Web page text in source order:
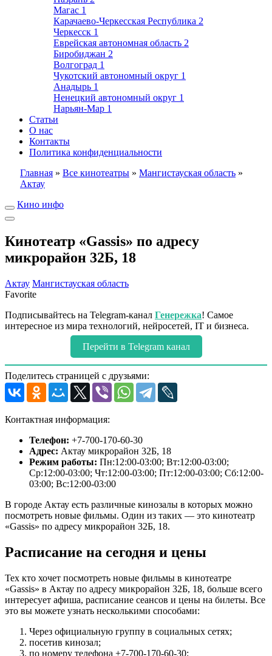
Магас 1
Карачаево-Черкесская Республика 2
Черкесск 1
Еврейская автономная область 2
Биробиджан 2
Волгоград 1
Чукотский автономный округ 1
Анадырь 1
Ненецкий автономный округ 1
Нарьян-Мар 1
Статьи
О нас
Контакты
Политика конфиденциальности
Главная » Все кинотеатры » Мангистауская область »
Актау
Кино инфо
Кинотеатр «Gassis» по адресу
микрорайон 32Б, 18
Актау Мангистауская область
Favorite
Подписывайтесь на Telegram-канал Генережка! Самое
интересное из мира технологий, нейросетей, IT и бизнеса.
Перейти в Telegram канал
Поделитесь страницей с друзьями:
Контактная информация:
Телефон: +7-700-170-60-30
Адрес: Актау микрорайон 32Б, 18
Режим работы: Пн:12:00-03:00; Вт:12:00-03:00;
Ср:12:00-03:00; Чт:12:00-03:00; Пт:12:00-03:00; Сб:12:00-
03:00; Вс:12:00-03:00
В городе Актау есть различные кинозалы в которых можно
посмотреть новые фильмы. Один из таких — это кинотеатр
«Gassis» по адресу микрорайон 32Б, 18.
Расписание на сегодня и цены
Тех кто хочет посмотреть новые фильмы в кинотеатре
«Gassis» в Актау по адресу микрорайон 32Б, 18, больше всего
интересует афиша, расписание сеансов и цены на билеты. Все
это вы можете узнать несколькими способами:
Через официальную группу в социальных сетях;
посетив кинозал;
по номеру телефона +7-700-170-60-30;